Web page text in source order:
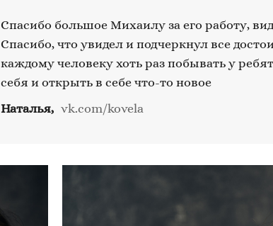
Спасибо большое Михаилу за его работу,
Спасибо, что увидел и подчеркнул все
каждому человеку хоть раз побывать у
себя и открыть в себе что-то новое
Наталья, vk.com/kovela